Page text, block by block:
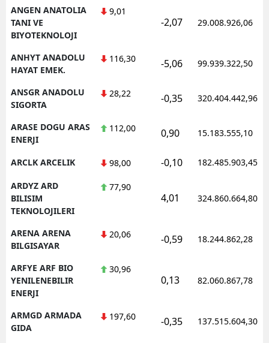
ANGEN ANATOLIA
TANI VE
BIYOTEKNOLOJI
9,01
-2,07 29.008.926,06
ANHYT ANADOLU
HAYAT EMEK.
116,30 -5,06 99.939.322,50
ANSGR ANADOLU
SIGORTA
28,22 -0,35 320.404.442,96
ARASE DOGU ARAS
ENERJI
112,00 0,90 15.183.555,10
ARCLK ARCELIK 98,00 -0,10 182.485.903,45
ARDYZ ARD
BILISIM
TEKNOLOJILERI
77,90
4,01 324.860.664,80
ARENA ARENA
BILGISAYAR
20,06 -0,59 18.244.862,28
ARFYE ARF BIO
YENILENEBILIR
ENERJI
30,96
0,13 82.060.867,78
ARMGD ARMADA
GIDA
197,60 -0,35 137.515.604,30